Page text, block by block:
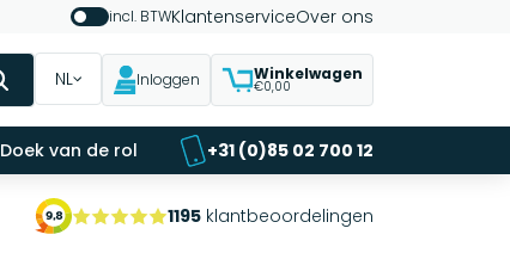
incl. BTWKlantenserviceOver ons
NL Inloggen Winkelwagen
€0,00
Doek van de rol +31 (0)85 02 700 12
1195 klantbeoordelingen